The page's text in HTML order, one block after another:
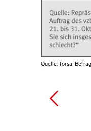
Quelle: forsa-
Quelle: forsa-
Quelle: forsa-